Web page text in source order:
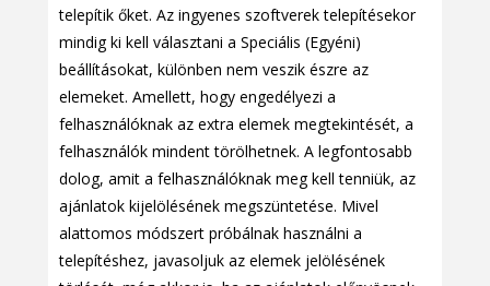
telepítik őket. Az ingyenes szoftverek telepítésekor
mindig ki kell választani a Speciális (Egyéni)
beállításokat, különben nem veszik észre az
elemeket. Amellett, hogy engedélyezi a
felhasználóknak az extra elemek megtekintését, a
felhasználók mindent törölhetnek. A legfontosabb
dolog, amit a felhasználóknak meg kell tenniük, az
ajánlatok kijelölésének megszüntetése. Mivel
alattomos módszert próbálnak használni a
telepítéshez, javasoljuk az elemek jelölésének